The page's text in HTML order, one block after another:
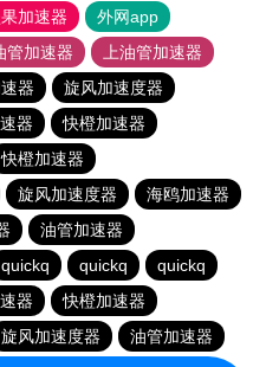
加速器
外网app
管加速器
上油管加速器
器
旋风加速度器
器
快橙加速器
快橙加速器
旋风加速度器
海鸥加速器
油管加速器
quickq quickq
quickq
器
快橙加速器
旋风加速度器
油管加速器